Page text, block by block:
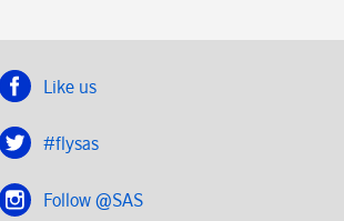
Like us
#flysas
Follow @SAS